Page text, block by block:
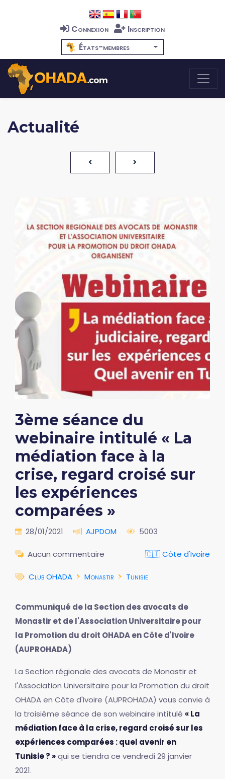
Connexion
Inscription
États-membres
Actualité
3ème séance du
webinaire intitulé « La
médiation face à la
crise, regard croisé sur
les expériences
comparées »
28/01/2021 AJPDOM 5003
Aucun commentaire 🇨🇮 Côte d'Ivoire
Club OHADA Monastir Tunisie
Communiqué de la Section des avocats de
Monastir et de l'Association Universitaire pour
la Promotion du droit OHADA en Côte d'Ivoire
(AUPROHADA)
La Section régionale des avocats de Monastir et
l'Association Universitaire pour la Promotion du droit
OHADA en Côte d'Ivoire (AUPROHADA) vous convie à
la troisième séance de son webinaire intitulé « La
médiation face à la crise, regard croisé sur les
expériences comparées : quel avenir en
Tunisie ? »qui se tiendra ce vendredi 29 janvier
2021.